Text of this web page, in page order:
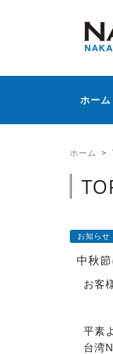
ホーム
ホーム
お知らせ
中秋
お客
平素
台湾